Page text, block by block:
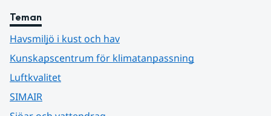
Teman
Havsmiljö i kust och hav
Kunskapscentrum för klimatanpassning
Luftkvalitet
SIMAIR